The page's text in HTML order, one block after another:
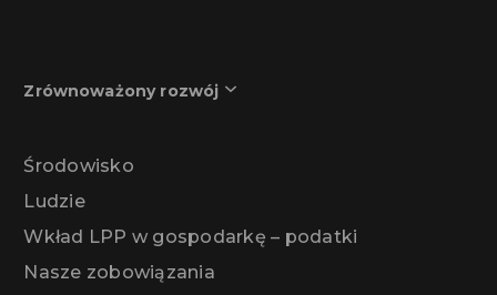
Zrównoważony rozwój
Środowisko
Ludzie
Wkład LPP w gospodarkę – podatki
Nasze zobowiązania